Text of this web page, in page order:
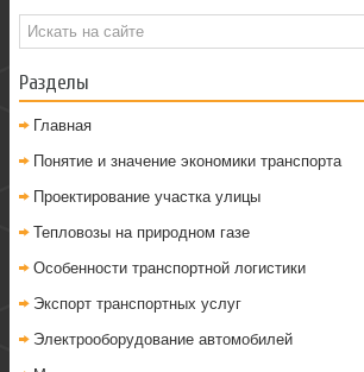
Разделы
Главная
Понятие и значение экономики транспорта
Проектирование участка улицы
Тепловозы на природном газе
Особенности транспортной логистики
Экспорт транспортных услуг
Электрооборудование автомобилей